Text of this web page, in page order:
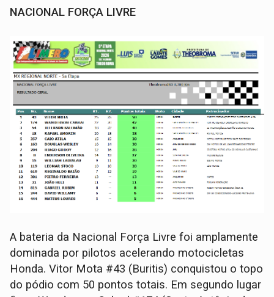
NACIONAL FORÇA LIVRE
A bateria da Nacional Força Livre foi amplamente
dominada por pilotos acelerando motocicletas
Honda. Vitor Mota #43 (Buritis) conquistou o topo
do pódio com 50 pontos totais. Em segundo lugar